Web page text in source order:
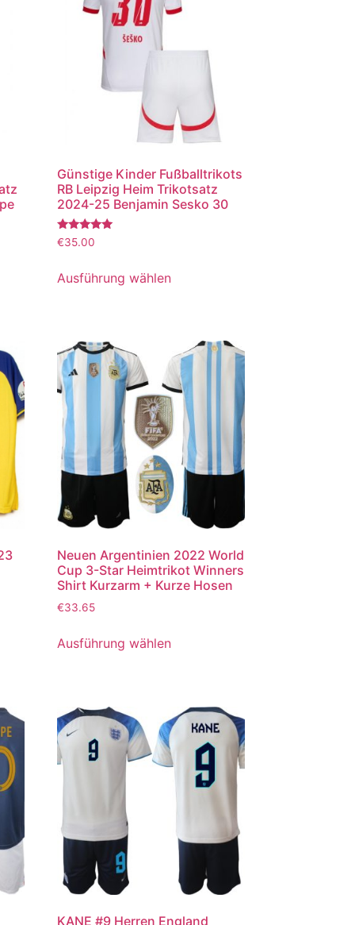
Günstige Kinder Fußballtrikots
RB Leipzig Heim Trikotsatz
2024-25 Benjamin Sesko 30
Bewertet
mit
von 5
€35.00
Ausführung wählen
Neuen Argentinien 2022 World
Cup 3-Star Heimtrikot Winners
Shirt Kurzarm + Kurze Hosen
€33.65
Ausführung wählen
KANE #9 Herren England